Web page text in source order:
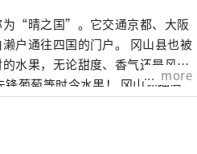
为“晴之国”。它交通京都、大阪
国的门户。 冈山县也被
水果，无论甜度、香气还是风
令水果！ 冈山还拥有
山后乐园以及拥有历史、文化和
more